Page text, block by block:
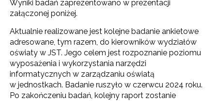
Wyniki badań zaprezentowano w prezentacji
załączonej poniżej.
Aktualnie realizowane jest kolejne badanie ankietowe
adresowane, tym razem, do kierowników wydziałów
oświaty w JST. Jego celem jest rozpoznanie poziomu
wyposażenia i wykorzystania narzędzi
informatycznych w zarządzaniu oświatą
w jednostkach. Badanie ruszyło w czerwcu 2024 roku.
Po zakończeniu badań, kolejny raport zostanie